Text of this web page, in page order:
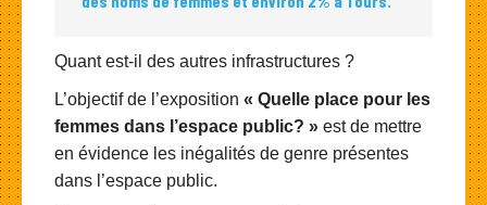
Quant est-il des autres infrastructures ?
L’objectif de l’exposition « Quelle place pour les
femmes dans l’espace public? » est de mettre
en évidence les inégalités de genre présentes
dans l’espace public.